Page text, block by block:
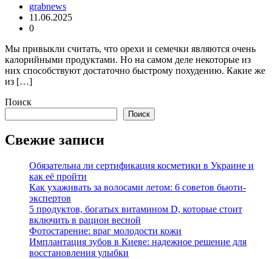
grabnews
11.06.2025
0
Мы привыкли считать, что орехи и семечки являются очень
калорийными продуктами. Но на самом деле некоторые из
них способствуют достаточно быстрому похудению. Какие же
из […]
Поиск
Поиск
Свежие записи
Обязательна ли сертификация косметики в Украине и
как её пройти
Как ухаживать за волосами летом: 6 советов бьюти-
экспертов
5 продуктов, богатых витамином D, которые стоит
включить в рацион весной
Фотостарение: враг молодости кожи
Имплантация зубов в Киеве: надежное решение для
восстановления улыбки